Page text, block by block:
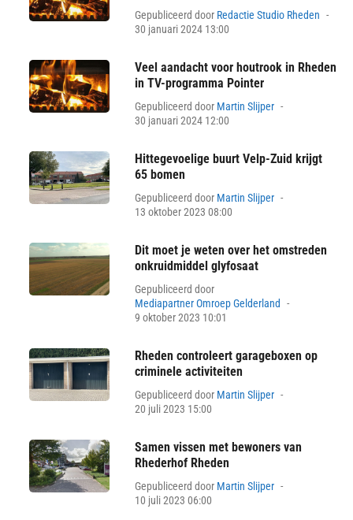
Gepubliceerd door Redactie Studio Rheden
30 januari 2024 13:00
Veel aandacht voor houtrook in Rheden
in TV-programma Pointer
Gepubliceerd door Martin Slijper
30 januari 2024 12:00
Hittegevoelige buurt Velp-Zuid krijgt
65 bomen
Gepubliceerd door Martin Slijper
13 oktober 2023 08:00
Dit moet je weten over het omstreden
onkruidmiddel glyfosaat
Gepubliceerd door
Mediapartner Omroep Gelderland
9 oktober 2023 10:01
Rheden controleert garageboxen op
criminele activiteiten
Gepubliceerd door Martin Slijper
20 juli 2023 15:00
Samen vissen met bewoners van
Rhederhof Rheden
Gepubliceerd door Martin Slijper
10 juli 2023 06:00